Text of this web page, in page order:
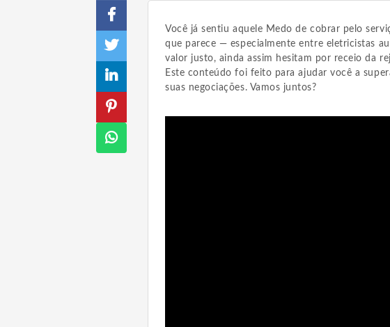
Você já sentiu aquele Medo de cobrar pelo
que parece — especialmente entre eletricistas
valor justo, ainda assim hesitam por receio da
Este conteúdo foi feito para ajudar você a
suas negociações. Vamos juntos?